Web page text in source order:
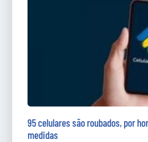
95 celulares são roubados, por
medidas